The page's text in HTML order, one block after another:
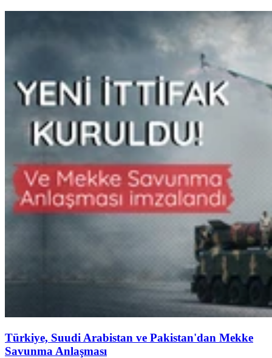
Türkiye, Suudi Arabistan ve Pakistan'dan Mekke
Savunma Anlaşması